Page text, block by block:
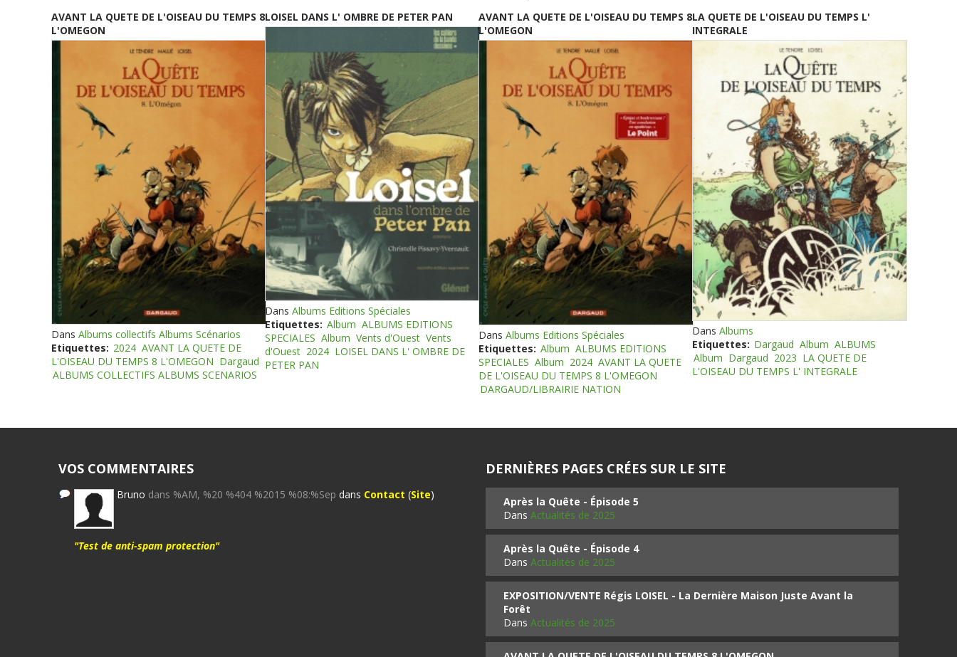
AVANT LA QUETE DE L'OISEAU DU TEMPS 8
L'OMEGON
Dans Albums collectifs Albums Scénarios
Etiquettes: 2024 AVANT LA QUETE DE
L'OISEAU DU TEMPS 8 L'OMEGON Dargaud
ALBUMS COLLECTIFS ALBUMS SCENARIOS
LOISEL DANS L' OMBRE DE PETER PAN
Dans Albums Editions Spéciales
Etiquettes: Album ALBUMS EDITIONS
SPECIALES Album Vents d'Ouest Vents
d'Ouest 2024 LOISEL DANS L' OMBRE DE
PETER PAN
AVANT LA QUETE DE L'OISEAU DU TEMPS 8
L'OMEGON
Dans Albums Editions Spéciales
Etiquettes: Album ALBUMS EDITIONS
SPECIALES Album 2024 AVANT LA QUETE
DE L'OISEAU DU TEMPS 8 L'OMEGON
DARGAUD/LIBRAIRIE NATION
LA QUETE DE L'OISEAU DU TEMPS L'
INTEGRALE
Dans Albums
Etiquettes: Dargaud Album ALBUMS
Album Dargaud 2023 LA QUETE DE
L'OISEAU DU TEMPS L' INTEGRALE
VOS COMMENTAIRES
Bruno dans %AM, %20 %404 %2015 %08:%Sep dans Contact (Site)
"Test de anti-spam protection"
DERNIÈRES PAGES CRÉES SUR LE SITE
Après la Quête - Épisode 5
Dans Actualités de 2025
Après la Quête - Épisode 4
Dans Actualités de 2025
EXPOSITION/VENTE Régis LOISEL - La Dernière Maison Juste Avant la
Forêt
Dans Actualités de 2025